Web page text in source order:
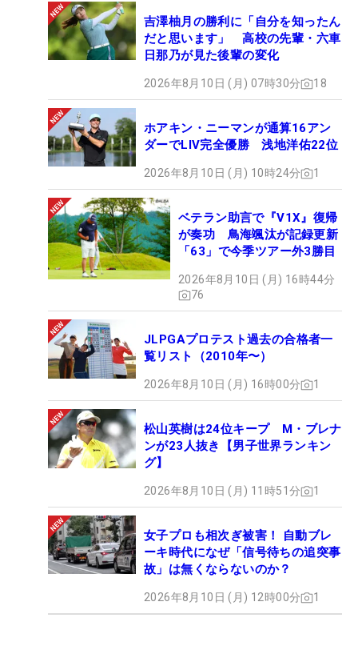
吉澤柚月の勝利に「自分を知ったん
だと思います」 高校の先輩・六車
日那乃が見た後輩の変化
2026年8月10日 (月) 07時30分 18
ホアキン・ニーマンが通算16アン
ダーでLIV完全優勝 浅地洋佑22位
2026年8月10日 (月) 10時24分 1
ベテラン助言で『V1X』復帰
が奏功 鳥海颯汰が記録更新
「63」で今季ツアー外3勝目
2026年8月10日 (月) 16時44分
76
JLPGAプロテスト過去の合格者一
覧リスト（2010年〜）
2026年8月10日 (月) 16時00分 1
松山英樹は24位キープ M・ブレナ
ンが23人抜き【男子世界ランキン
グ】
2026年8月10日 (月) 11時51分 1
女子プロも相次ぎ被害！ 自動ブレ
ーキ時代になぜ「信号待ちの追突事
故」は無くならないのか？
2026年8月10日 (月) 12時00分 1